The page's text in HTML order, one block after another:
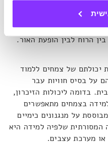
היו חד-משמעיות:
אף שהאור לא היה נוכח, מה
הרוח לבין הופעת האור.
יכולתם של צמחים ללמוד
על בסיס חוויות עבר
בדומה ליכולות הזיכרון,
בצמחים מתאפשרים
על מנגנונים כימיים
המסורתית שלפיה למידה היא
או מערכת עצבים.